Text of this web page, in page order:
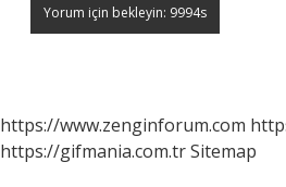
https://www.zenginforum.com
https://gifmania.com.trSitemap